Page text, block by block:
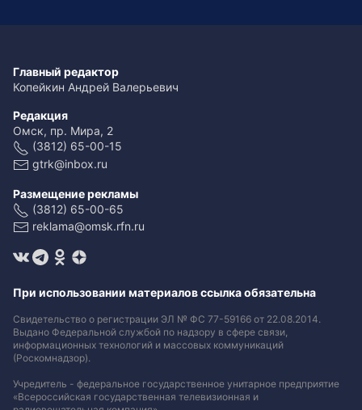
Главный редактор
Копейкин Андрей Валерьевич
Редакция
Омск, пр. Мира, 2
(3812) 65-00-15
gtrk@inbox.ru
Размещение рекламы
(3812) 65-00-65
reklama@omsk.rfn.ru
При использовании материалов ссылка обязательна
Свидетельство о регистрации ЭЛ № ФС 77-59166 от 22.08.2014.
Выдано Федеральной службой по надзору в сфере связи,
информационных технологий и массовых коммуникаций
(Роскомнадзор).
Учредитель - федеральное государственное унитарное предприятие
«Всероссийская государственная телевизионная и